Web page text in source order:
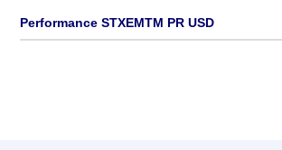
Performance STXEMTM PR USD